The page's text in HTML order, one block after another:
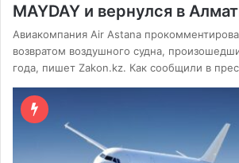
MAYDAY и вернулся в
Авиакомпания Air Astana
возвратом воздушного судна,
года, пишет Zakon.kz. Как сообщили в